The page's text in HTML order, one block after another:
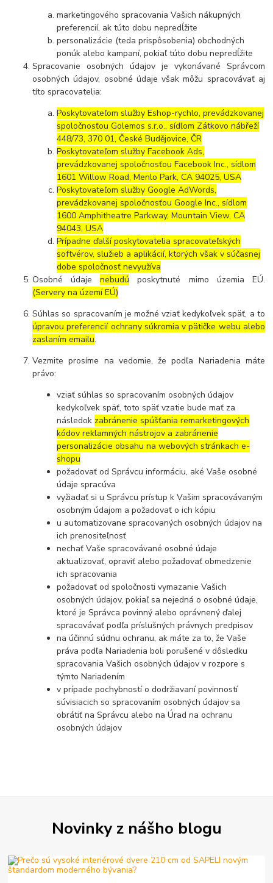
marketingového spracovania Vašich nákupných
preferencií, ak túto dobu nepredĺžite
personalizácie (teda prispôsobenia) obchodných
ponúk alebo kampaní, pokiaľ túto dobu nepredĺžite
Spracovanie osobných údajov je vykonávané Správcom
osobných údajov, osobné údaje však môžu spracovávať aj
títo spracovatelia:
Poskytovateľom služby Eshop-rychlo, prevádzkovanej
spoločnosťou Golemos s.r.o., sídlom Zátkovo nábřeží
448/73, 370 01, České Budějovice, ČR
Poskytovateľom služby Facebook Ads,
prevádzkovanej spoločnosťou Facebook Inc., sídlom
1601 Willow Road, Menlo Park, CA 94025, USA
Poskytovateľom služby Google AdWords,
prevádzkovanej spoločnosťou Google Inc., sídlom
1600 Amphitheatre Parkway, Mountain View, CA
94043, USA
Prípadne ďalší poskytovatelia spracovateľských
softvérov, služieb a aplikácií, ktorých však v súčasnej
dobe spoločnosť nevyužíva
Osobné údajenebudú poskytnuté mimo územia EÚ.
(Servery na území EÚ)
Súhlas so spracovaním je možné vziať kedykoľvek späť, a to
úpravou preferencií ochrany súkromia v pätičke webu alebo
zaslaním emailu.
Vezmite prosíme na vedomie, že podľa Nariadenia máte
právo:
vziať súhlas so spracovaním osobných údajov
kedykoľvek späť, toto späť vzatie bude mať za
následok zabránenie spúšťania remarketingových
kódov reklamných nástrojov a zabránenie
personalizácie obsahu na webových stránkach e-
shopu
požadovať od Správcu informáciu, aké Vaše osobné
údaje spracúva
vyžiadať si u Správcu prístup k Vašim spracovávaným
osobným údajom a požadovať o ich kópiu
u automatizovane spracovaných osobných údajov na
ich prenositeľnosť
nechať Vaše spracovávané osobné údaje
aktualizovať, opraviť alebo požadovať obmedzenie
ich spracovania
požadovať od spoločnosti vymazanie Vašich
osobných údajov, pokiaľ sa nejedná o osobné údaje,
ktoré je Správca povinný alebo oprávnený ďalej
spracovávať podľa príslušných právnych predpisov
na účinnú súdnu ochranu, ak máte za to, že Vaše
práva podľa Nariadenia boli porušené v dôsledku
spracovania Vašich osobných údajov v rozpore s
týmto Nariadením
v prípade pochybností o dodržiavaní povinností
súvisiacich so spracovaním osobných údajov sa
obrátiť na Správcu alebo na Úrad na ochranu
osobných údajov
Novinky z nášho blogu